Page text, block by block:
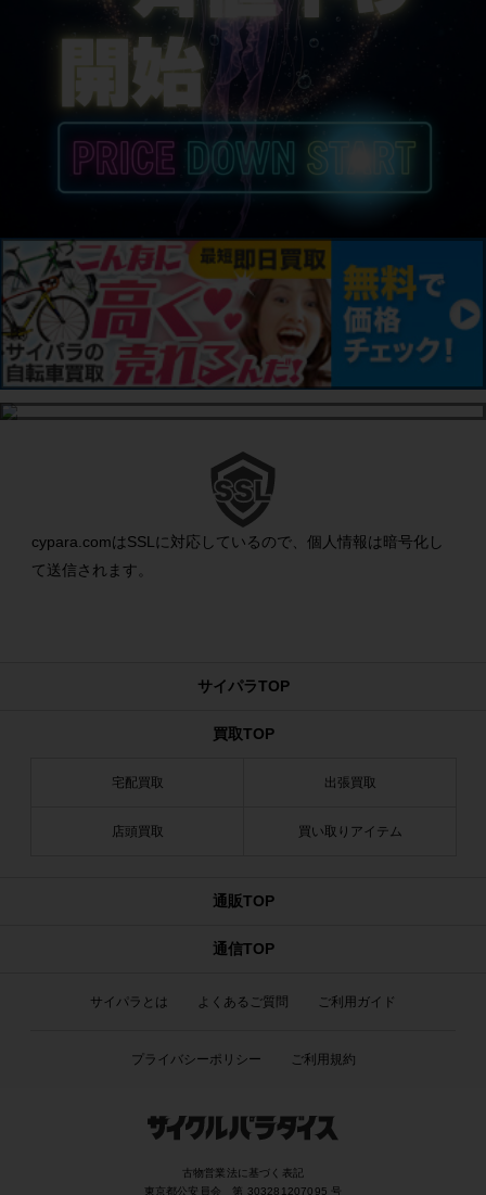
cypara.comはSSLに対応しているので、個人情報は暗号化し
て送信されます。
サイパラTOP
買取TOP
宅配買取 出張買取
店頭買取 買い取りアイテム
通販TOP
通信TOP
サイパラとは よくあるご質問 ご利用ガイド
プライバシーポリシー ご利用規約
古物営業法に基づく表記
東京都公安員会 第 303281207095 号